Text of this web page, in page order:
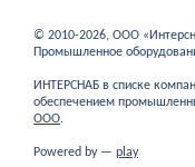
© 2010-2026, ООО
Промышленное
ИНТЕРСНАБ в списке
обеспечением
ООО.
Powered by — play